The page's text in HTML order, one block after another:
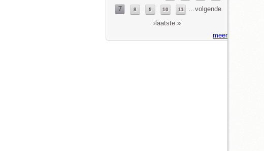
7 8 9 10 11 …volgende
›laatste »
meer